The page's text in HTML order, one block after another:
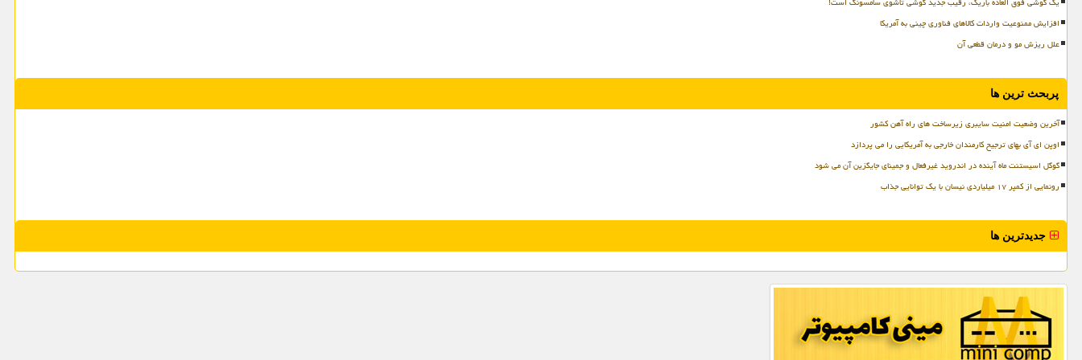
افزایش ممنوعیت واردات کالاهای فناوری چینی به آمریکا
علل ریزش مو و درمان قطعی آن
پربحث ترین ها
آخرین وضعیت امنیت سایبری زیرساخت های راه آهن کشور
اوپن ای آی بهای ترجیح کارمندان خارجی به آمریکایی را می پردازد
گوگل اسیستنت ماه آینده در اندروید غیرفعال و جمینای جایگزین آن می شود
رونمایی از کمپر ۱۷ میلیاردی نیسان با یک توانایی جذاب
جدیدترین ها